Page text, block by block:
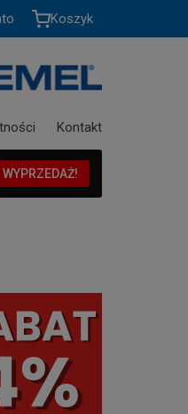
Koszyk
Kontakt
WYPRZEDAŻ!